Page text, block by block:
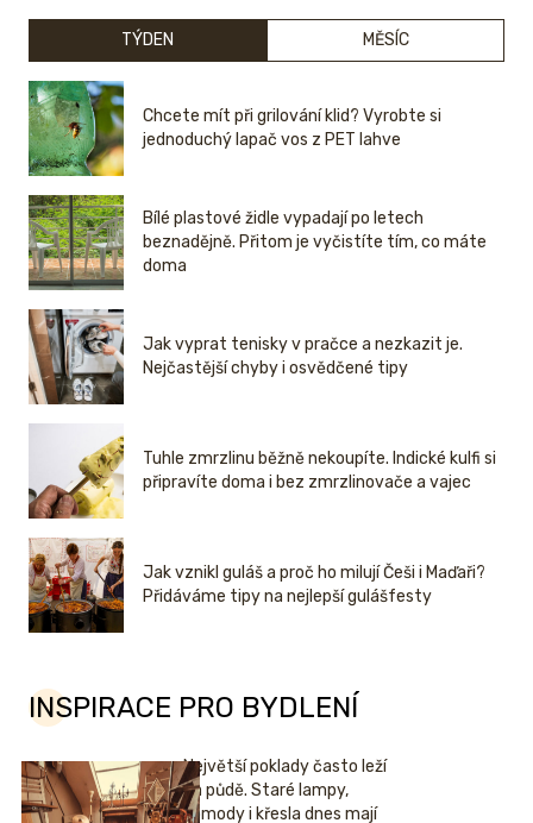
TÝDEN MĚSÍC
Chcete mít při grilování klid? Vyrobte si
jednoduchý lapač vos z PET lahve
Bílé plastové židle vypadají po letech
beznadějně. Přitom je vyčistíte tím, co máte
doma
Jak vyprat tenisky v pračce a nezkazit je.
Nejčastější chyby i osvědčené tipy
Tuhle zmrzlinu běžně nekoupíte. Indické kulfi si
připravíte doma i bez zmrzlinovače a vajec
Jak vznikl guláš a proč ho milují Češi i Maďaři?
Přidáváme tipy na nejlepší gulášfesty
INSPIRACE PRO BYDLENÍ
Největší poklady často leží
na půdě. Staré lampy,
komody i křesla dnes mají